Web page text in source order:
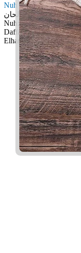
Nuh Daffa Elhan
نوح دفا إلحان
Nuh: Nama nabi, selesa,
Daffa: Pembela
Elhan: Jelas, fasih dan
✚ Baju Baby